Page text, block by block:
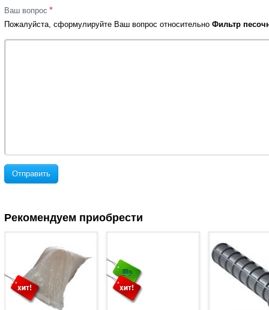
Ваш вопрос *
Пожалуйста, сформулируйте Ваш вопрос относительно Фильтр
Отправить
Рекомендуем приобрести